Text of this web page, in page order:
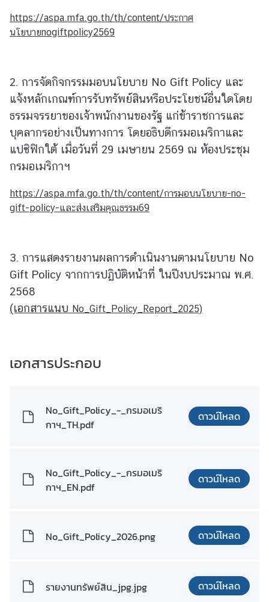
ท
ศ
ว
า
ม
สั
ม
พั
น
ท
วิ
คี
ข่
า
ภู
า
ค
ท
ม
า
ส
https://aspa.mfa.go.th/th/content/ประกาศ
นโยบายnogiftpolicy2569
2. การจัดกิจกรรมมอบนโยบาย No Gift Policy และ
แจ้งหลักเกณฑ์การรับทรัพย์สินหรือประโยชน์อื่นใดโดย
ธรรมจรรยาของเจ้าพนักงานของรัฐ แก่ข้าราชการและ
บุคลากรอย่างเป็นทางการ โดยอธิบดีกรมอเมริกาและ
แปซิฟิกใต้ เมื่อวันที่ 29 เมษายน 2569 ณ ห้องประชุม
กรมอเมริกาฯ
https://aspa.mfa.go.th/th/content/การมอบนโยบาย-no-
gift-policy-และส่งเสริมคุณธรรม69
3. การแสดงรายงานผลการดำเนินงานตามนโยบาย No
Gift Policy จากการปฏิบัติหน้าที่ ในปีงบประมาณ พ.ศ.
2568
(เอกสารแนบ No_Gift_Policy_Report_2025)
เอกสารประกอบ
No_Gift_Policy_-_กรมอเมริ
กาฯ_TH.pdf
ดาวน์โหลด
No_Gift_Policy_-_กรมอเมริ
กาฯ_EN.pdf
ดาวน์โหลด
No_Gift_Policy_2026.png ดาวน์โหลด
รายงานทรัพย์สิน_jpg.jpg ดาวน์โหลด